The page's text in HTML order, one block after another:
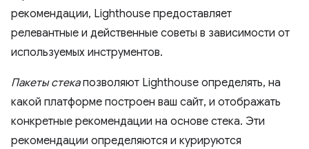
рекомендации, Lighthouse предоставляет
релевантные и действенные советы в зависимости от
используемых инструментов.
Пакеты стекапозволяют Lighthouse определять, на
какой платформе построен ваш сайт, и отображать
конкретные рекомендации на основе стека. Эти
рекомендации определяются и курируются